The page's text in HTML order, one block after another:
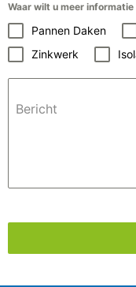
Waar wilt u meer informatie
Pannen Daken
Zinkwerk
Bericht